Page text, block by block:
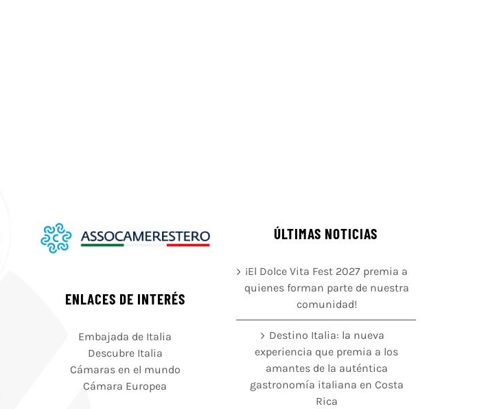
ENLACES DE INTERÉS
Embajada de Italia
Descubre Italia
Cámaras en el mundo
Cámara Europea
ÚLTIMAS NOTICIAS
¡El Dolce Vita Fest 2027 premia a
quienes forman parte de nuestra
comunidad!
Destino Italia: la nueva
experiencia que premia a los
amantes de la auténtica
gastronomía italiana en Costa
Rica